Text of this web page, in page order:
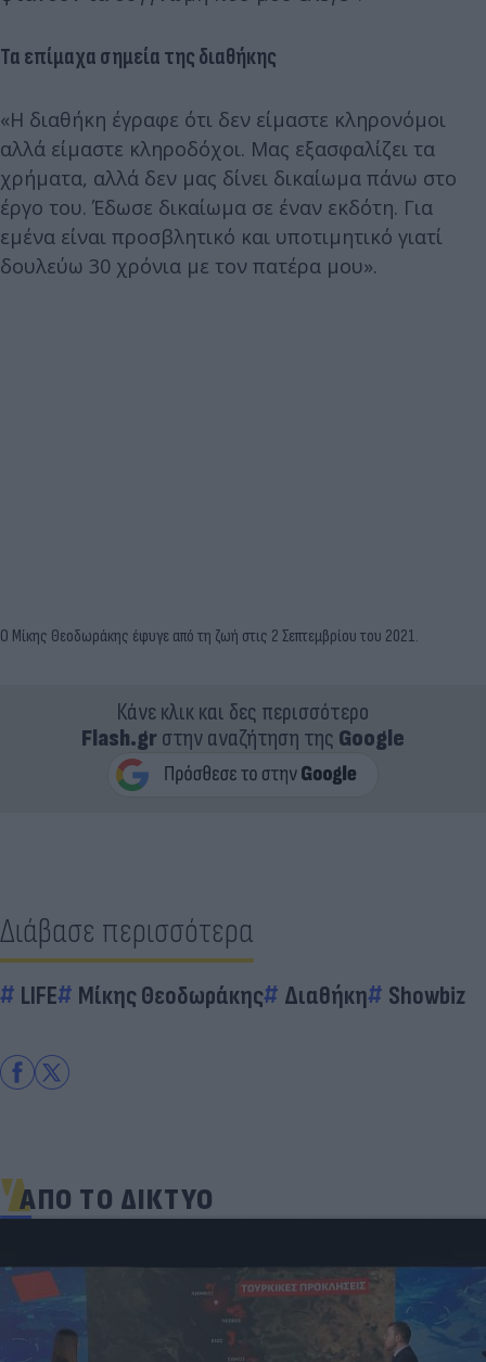
Τα επίμαχα σημεία της διαθήκης
«Η διαθήκη έγραφε ότι δεν είμαστε κληρονόμοι
αλλά είμαστε κληροδόχοι. Μας εξασφαλίζει τα
χρήματα, αλλά δεν μας δίνει δικαίωμα πάνω στο
έργο του. Έδωσε δικαίωμα σε έναν εκδότη. Για
εμένα είναι προσβλητικό και υποτιμητικό γιατί
δουλεύω 30 χρόνια με τον πατέρα μου».
Ο Μίκης Θεοδωράκης έφυγε από τη ζωή στις 2 Σεπτεμβρίου του 2021.
Κάνε κλικ και δες περισσότερο
Flash.grστην αναζήτηση της Google
Διάβασε περισσότερα
LIFE Μίκης Θεοδωράκης Διαθήκη Showbiz
ΑΠΟ ΤΟ ΔΙΚΤΥΟ